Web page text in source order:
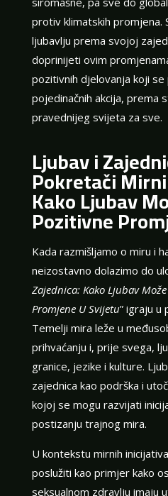
protiv klimatskih promjena.
ljubavlju prema svojoj
doprinijeti ovim
pozitivnih djelovanja koji
pojedinačnih akcija, prema
pravednijeg svijeta za sve.
Ljubav i
Pokretači
Kako Ljubav
Pozitivne
Kada razmišljamo o miru i
neizostavno dolazimo do
Zajednica: Kako Ljubav
Promjene U Svijetu” igraju u
Temelji mira leže u
prihvaćanju i, prije svega,
granice, jezike i kulture.
zajednica kao podrška i
kojoj se mogu razvijati
postizanju trajnog mira.
U kontekstu mirnih
poslužiti kao primjer kako
seksualnom zdravlju imaju